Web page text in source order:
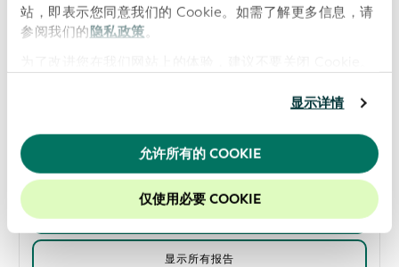
站，即表示您同意我们的 Cookie。如需了解更多信息，请
参阅我们的隐私政策 。
显示详情
允许所有的 COOKIE
仅使用必要 COOKIE
下载 PDF 版全球报告
显示所有报告
数据质量报告 February 2026
显示所有报告